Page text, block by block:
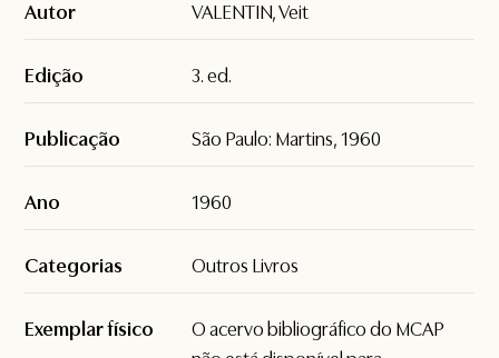
Autor VALENTIN, Veit
Edição 3. ed.
Publicação São Paulo: Martins, 1960
Ano 1960
Categorias Outros Livros
Exemplar físico
O acervo bibliográfico do MCAP